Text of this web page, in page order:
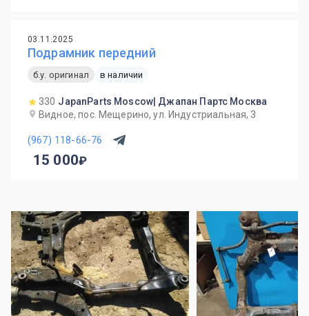
03.11.2025
Подрамник передний
б.у. оригинал в наличии
330 JapanParts Moscow| Джапан Партс Москва
Видное, пос. Мещерино, ул. Индустриальная, 3
(967) 118-66-76
15 000